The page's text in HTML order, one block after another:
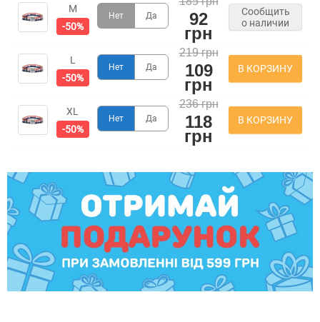
M
-50%
Нет Да 92
грн
Сообщить
о наличии
L
-50%
Нет Да
219 грн
109
грн
В КОРЗИНУ
XL
-50%
Нет Да
236 грн
118
грн
В КОРЗИНУ